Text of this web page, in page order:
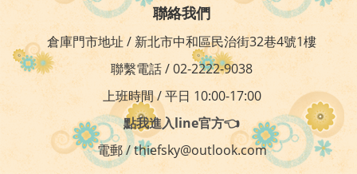
聯絡我們
倉庫門市地址 / 新北市中和區民治街32巷4號1樓
聯繫電話 / 02-2222-9038
上班時間 / 平日 10:00-17:00
點我進入line官方👈
電郵 / thiefsky@outlook.com